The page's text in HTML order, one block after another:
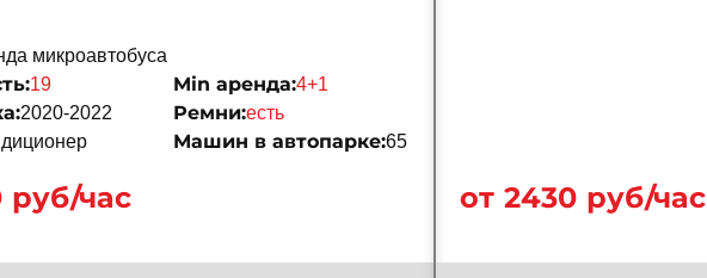
руб/час
микроавтобуса
19 Min аренда:4+1
2020-2022 Ремни:есть
Машин в автопарке:65
от 2430 руб/час